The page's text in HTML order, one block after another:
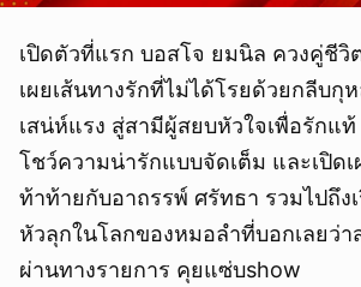
เปิดตัวที่แรก บอสโจ ยมนิล ควงคู่ชี
เผยเส้นทางรักที่ไม่ได้โรยด้วยกลีบกุ
เสน่ห์แรง สู่สามีผู้สยบหัวใจเพื่อรักแ
โชว์ความน่ารักแบบจัดเต็ม และเปิด
ท้าท้ายกับอาถรรพ์ ศรัทธา รวมไปถึง
หัวลุกในโลกของหมอลำที่บอกเลยว่า
ผ่านทางรายการ คุยแซ่บshow